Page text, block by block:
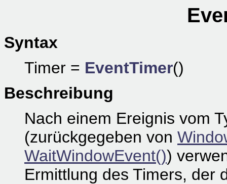
Syntax
Timer = EventTimer()
Beschreibung
Nach einem Ereignis vom
(zurückgegeben von
WaitWindowEvent())
Ermittlung des Timers, der